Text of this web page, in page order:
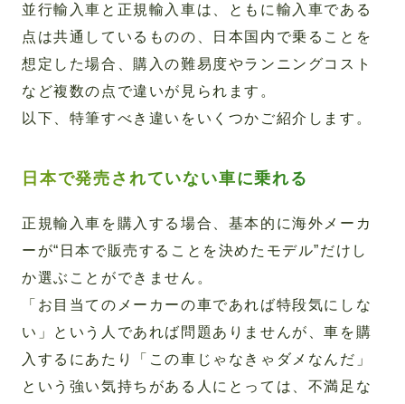
並行輸入車と正規輸入車は、ともに輸入車である
点は共通しているものの、日本国内で乗ることを
想定した場合、購入の難易度やランニングコスト
など複数の点で違いが見られます。
以下、特筆すべき違いをいくつかご紹介します。
日本で発売されていない車に乗れる
正規輸入車を購入する場合、基本的に海外メーカ
ーが“日本で販売することを決めたモデル”だけし
か選ぶことができません。
「お目当てのメーカーの車であれば特段気にしな
い」という人であれば問題ありませんが、車を購
入するにあたり「この車じゃなきゃダメなんだ」
という強い気持ちがある人にとっては、不満足な